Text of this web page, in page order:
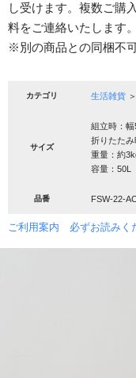
し受けます。複数ご購
料をご連絡いたします。
※別の商品との同梱不
カテゴリ 生活雑貨 ＞
サイズ
組立時：
折りたた
重量：約
容量：50L
品番 FSW-22-
ご利用案内 必ずお読みく